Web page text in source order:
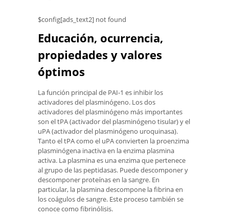
$config[ads_text2] not found
Educación, ocurrencia,
propiedades y valores
óptimos
La función principal de PAI-1 es inhibir los
activadores del plasminógeno. Los dos
activadores del plasminógeno más importantes
son el tPA (activador del plasminógeno tisular) y el
uPA (activador del plasminógeno uroquinasa).
Tanto el tPA como el uPA convierten la proenzima
plasminógena inactiva en la enzima plasmina
activa. La plasmina es una enzima que pertenece
al grupo de las peptidasas. Puede descomponer y
descomponer proteínas en la sangre. En
particular, la plasmina descompone la fibrina en
los coágulos de sangre. Este proceso también se
conoce como fibrinólisis.